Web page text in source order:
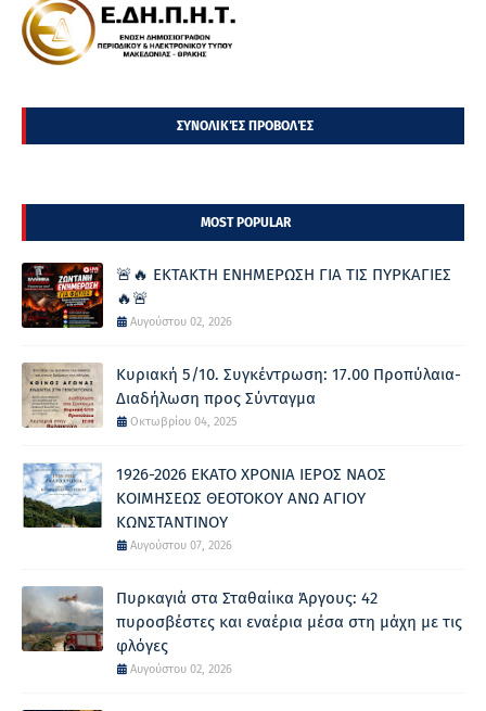
ΣΥΝΟΛΙΚΈΣ ΠΡΟΒΟΛΈΣ
MOST POPULAR
🚨🔥 ΕΚΤΑΚΤΗ ΕΝΗΜΕΡΩΣΗ ΓΙΑ ΤΙΣ ΠΥΡΚΑΓΙΕΣ
🔥🚨
Αυγούστου 02, 2026
Κυριακή 5/10. Συγκέντρωση: 17.00 Προπύλαια-
Διαδήλωση προς Σύνταγμα
Οκτωβρίου 04, 2025
1926-2026 ΕΚΑΤΟ ΧΡΟΝΙΑ ΙΕΡΟΣ ΝΑΟΣ
ΚΟΙΜΗΣΕΩΣ ΘΕΟΤΟΚΟΥ ΑΝΩ ΑΓΙΟΥ
ΚΩΝΣΤΑΝΤΙΝΟΥ
Αυγούστου 07, 2026
Πυρκαγιά στα Σταθαίικα Άργους: 42
πυροσβέστες και εναέρια μέσα στη μάχη με τις
φλόγες
Αυγούστου 02, 2026